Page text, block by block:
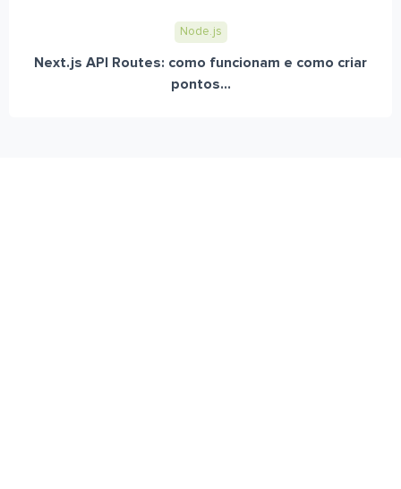
Node.js
Next.js API Routes: como funcionam e como criar
pontos...